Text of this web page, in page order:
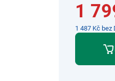
1
1 487 Kč bez